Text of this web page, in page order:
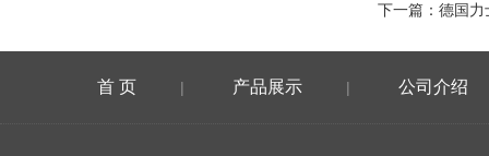
下一篇： 德国力
首 页 | 产品展示 | 公司介绍